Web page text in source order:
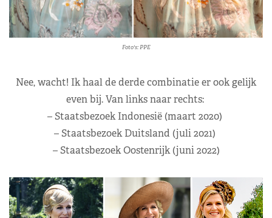
Foto's: PPE
Nee, wacht! Ik haal de derde combinatie er ook gelijk
even bij. Van links naar rechts:
– Staatsbezoek Indonesië (maart 2020)
– Staatsbezoek Duitsland (juli 2021)
– Staatsbezoek Oostenrijk (juni 2022)